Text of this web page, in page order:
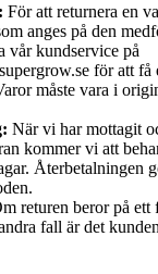
För att returnera en
anges på den
vår kundservice på
för att få
måste vara i
När vi har mottagit
kommer vi att
Återbetalningen
returen beror på
fall är det